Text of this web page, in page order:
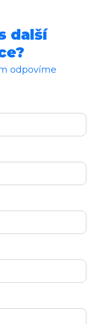
další
odpovíme